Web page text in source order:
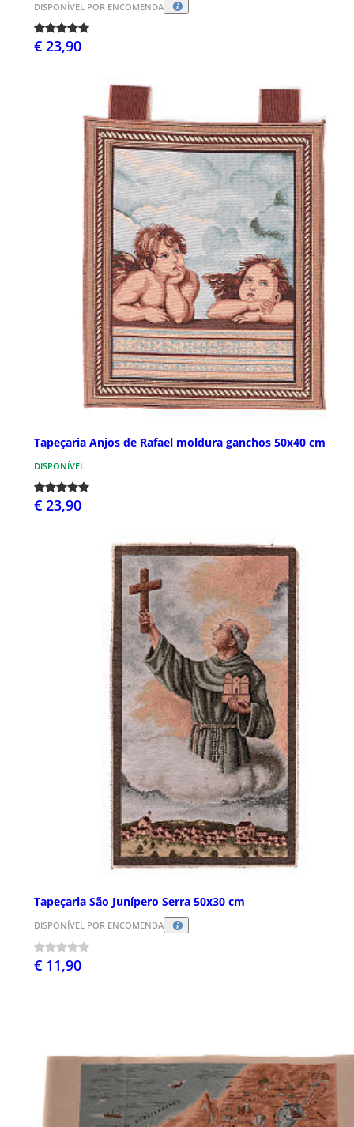
DISPONÍVEL POR ENCOMENDA
€ 23,90
Tapeçaria Anjos de Rafael moldura ganchos 50x40 cm
DISPONÍVEL
€ 23,90
Tapeçaria São Junípero Serra 50x30 cm
DISPONÍVEL POR ENCOMENDA
€ 11,90